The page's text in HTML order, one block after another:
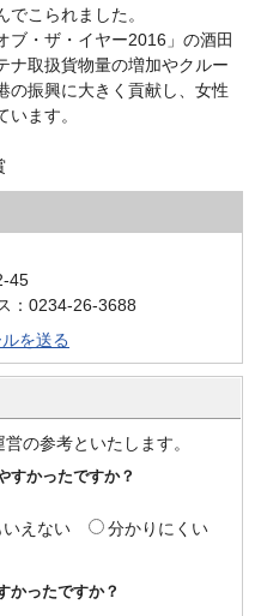
こられました。
・ザ・イヤー2016」の酒田
ナ取扱貨物量の増加やクルー
の振興に大きく貢献し、女性
ます。
45
：0234-26-3688
を送る
の参考といたします。
すかったですか？
いえない
分かりにくい
かったですか？